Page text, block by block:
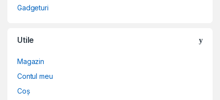
Gadgeturi
Utile
Magazin
Contul meu
Coș